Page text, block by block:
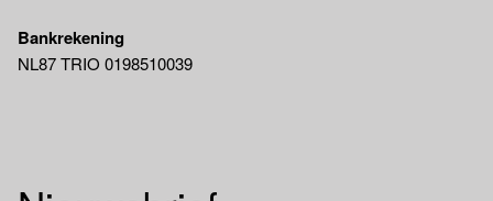
Bankrekening
NL87 TRIO 0198510039